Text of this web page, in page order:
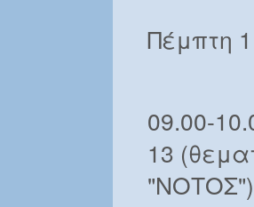
Πέμπτη
09.00-
13
"ΝΟΤΟΣ")